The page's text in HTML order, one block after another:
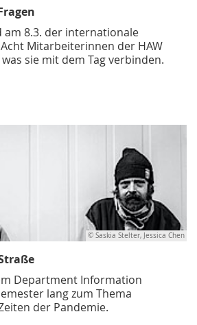
am 8.3. der internationale
Mitarbeiterinnen der HAW
sie mit dem Tag verbinden.
© Saskia Stelter, Jessica Chen
Department Information
lang zum Thema
der Pandemie.